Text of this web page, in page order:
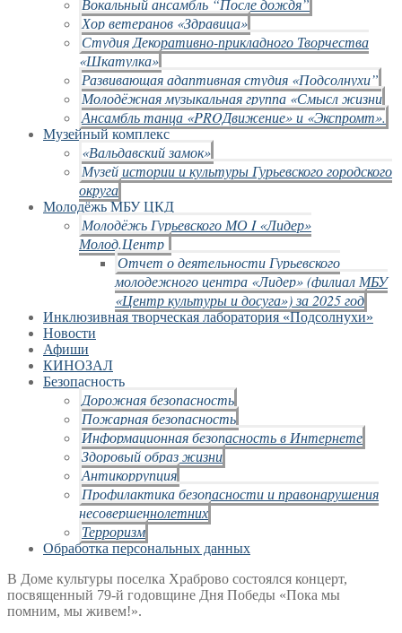
Вокальный ансамбль “После дождя”
Хор ветеранов «Здравица»
Студия Декоративно-прикладного Творчества
«Шкатулка»
Развивающая адаптивная студия «Подсолнухи”
Молодёжная музыкальная группа «Смысл жизни
Ансамбль танца «PROДвижение» и «Экспромт».
Музейный комплекс
«Вальдавский замок»
Музей истории и культуры Гурьевского городского
округа
Молодёжь МБУ ЦКД
Молодёжь Гурьевского МО I «Лидер»
Молод.Центр
Отчет о деятельности Гурьевского
молодежного центра «Лидер» (филиал МБУ
«Центр культуры и досуга») за 2025 год
Инклюзивная творческая лаборатория «Подсолнухи»
Новости
Афиши
КИНОЗАЛ
Безопасность
Дорожная безопасность
Пожарная безопасность
Информационная безопасность в Интернете
Здоровый образ жизни
Антикоррупция
Профилактика безопасности и правонарушения
несовершеннолетних
Терроризм
Обработка персональных данных
В Доме культуры поселка Храброво состоялся концерт,
посвященный 79-й годовщине Дня Победы «Пока мы
помним, мы живем!».